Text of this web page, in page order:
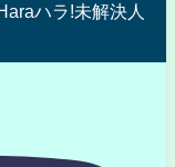
ハラ!未解決人